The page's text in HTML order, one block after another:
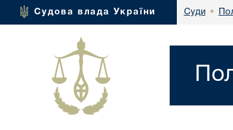
Судова влада України Суди •